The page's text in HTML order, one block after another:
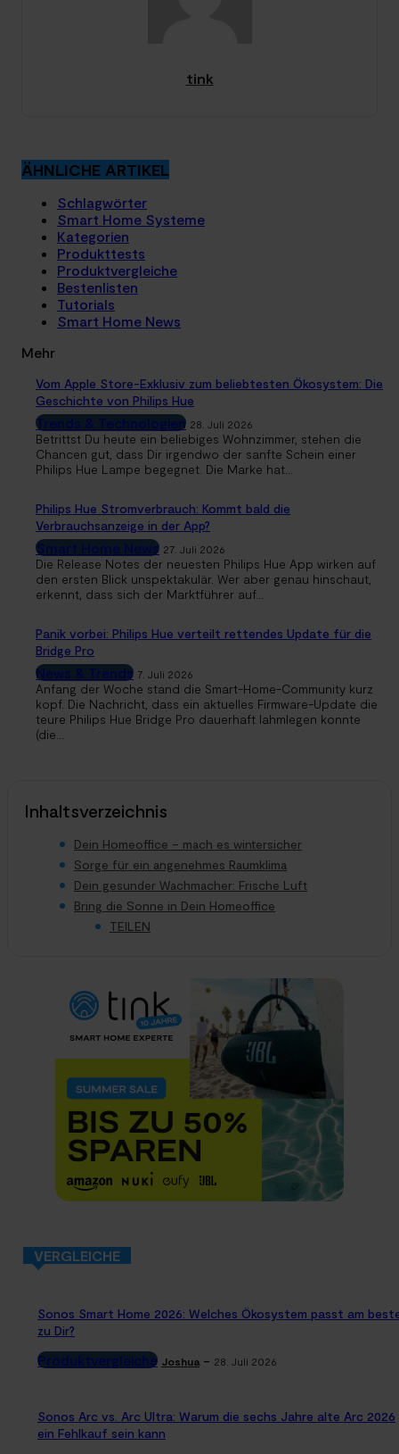
tink
ÄHNLICHE ARTIKEL
Schlagwörter
Smart Home Systeme
Kategorien
Produkttests
Produktvergleiche
Bestenlisten
Tutorials
Smart Home News
Mehr
Vom Apple Store-Exklusiv zum beliebtesten Ökosystem: Die
Geschichte von Philips Hue
Trends & Technologien 28. Juli 2026
Betrittst Du heute ein beliebiges Wohnzimmer, stehen die
Chancen gut, dass Dir irgendwo der sanfte Schein einer
Philips Hue Lampe begegnet. Die Marke hat...
Philips Hue Stromverbrauch: Kommt bald die
Verbrauchsanzeige in der App?
Smart Home News 27. Juli 2026
Die Release Notes der neuesten Philips Hue App wirken auf
den ersten Blick unspektakulär. Wer aber genau hinschaut,
erkennt, dass sich der Marktführer auf...
Panik vorbei: Philips Hue verteilt rettendes Update für die
Bridge Pro
News & Trends 7. Juli 2026
Anfang der Woche stand die Smart-Home-Community kurz
kopf. Die Nachricht, dass ein aktuelles Firmware-Update die
teure Philips Hue Bridge Pro dauerhaft lahmlegen konnte
(die...
Inhaltsverzeichnis
Dein Homeoffice – mach es wintersicher
Sorge für ein angenehmes Raumklima
Dein gesunder Wachmacher: Frische Luft
Bring die Sonne in Dein Homeoffice
TEILEN
VERGLEICHE
Sonos Smart Home 2026: Welches Ökosystem passt am
zu Dir?
Produktvergleiche Joshua - 28. Juli 2026
Sonos Arc vs. Arc Ultra: Warum die sechs Jahre alte Arc 2026
ein Fehlkauf sein kann